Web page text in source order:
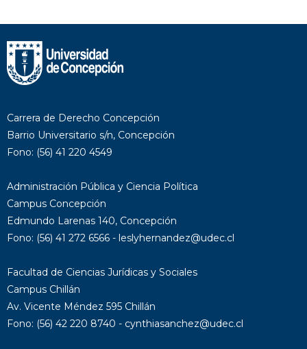
Carrera de Derecho Concepción
Barrio Universitario s/n, Concepción
Fono: (56) 41 220 4549
Administración Pública y Ciencia Política
Campus Concepción
Edmundo Larenas 140, Concepción
Fono: (56) 41 272 6566 - leslyhernandez@udec.cl
Facultad de Ciencias Jurídicas y Sociales
Campus Chillán
Av. Vicente Méndez 595 Chillán
Fono: (56) 42 220 8740 - cynthiasanchez@udec.cl